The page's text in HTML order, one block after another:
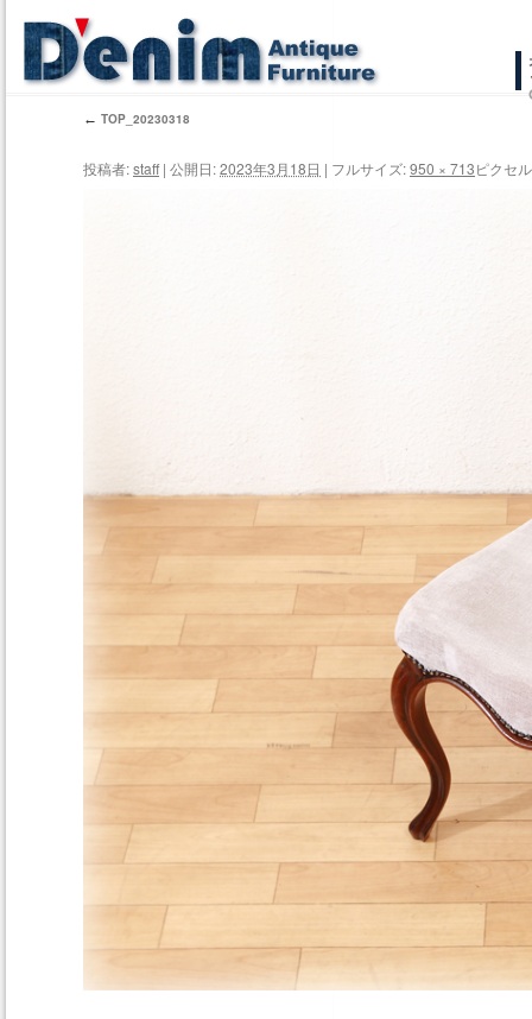
ン
← TOP_20230318
投稿者:staff | 公開日:2023年3月18日 | フルサイズ:950 × 713ピクセル